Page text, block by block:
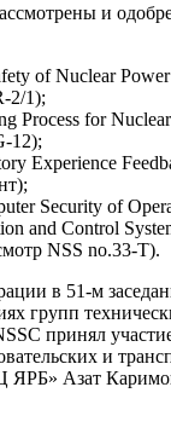
и
of Nuclear
2/1);
Process for
12);
Experience
Security of
and Control
NSS no.33-T).
в 51-м
групп
принял
и
ЯРБ» Азат